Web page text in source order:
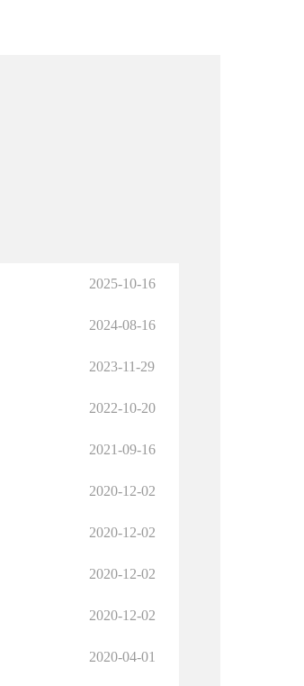
2025-10-16
2024-08-16
2023-11-29
2022-10-20
2021-09-16
2020-12-02
2020-12-02
2020-12-02
2020-12-02
2020-04-01